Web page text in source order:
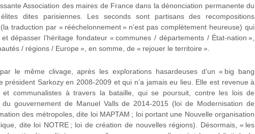
Association des maires de France dans la dénonciation permanente du
dites parisiennes. Les seconds sont partisans des recompositions
traduction par « rééchelonnement » n’est pas complètement heureuse) qui
dépasser l’héritage fondateur « communes / départements / État-nation »,
/ régions / Europe », en somme, de « rejouer le territoire ».
le même clivage, après les explorations hasardeuses d’un « big bang
président Sarkozy en 2008-2009 et qui n’a jamais eu lieu. Elle est revenue à
et communalistes à travers la bataille, qui se poursuit, contre les lois de
du gouvernement de Manuel Valls de 2014-2015 (loi de Modernisation de
des métropoles, dite loi MAPTAM ; loi portant une Nouvelle organisation
dite loi NOTRE ; loi de création de nouvelles régions). Désormais, « les